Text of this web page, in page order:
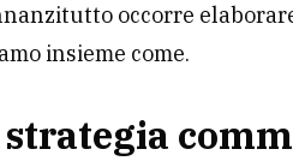
occorre
insieme come.
strategia